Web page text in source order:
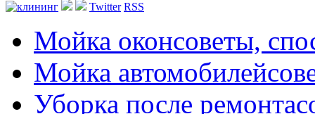
Twitter RSS
Мойка оконсоветы,
Мойка автомобилей
Уборка после ремонта